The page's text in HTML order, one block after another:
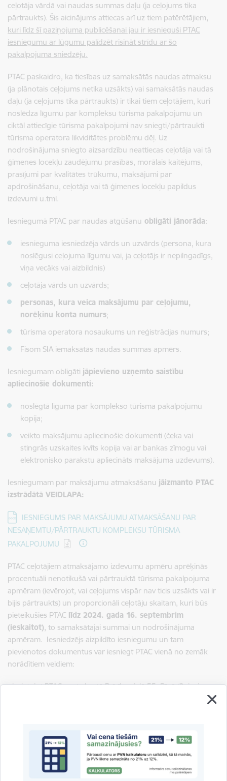
ceļotāja vārdā vai naudas summas daļu (ja ceļojums tika
pārtraukts). Šis aicinājums attiecas arī uz tiem patērētājiem,
kuri līdz šī paziņojuma publicēšanai jau ir iesnieguši PTAC
iesniegumu ar lūgumu palīdzēt risināt strīdu ar šo
pakalpojuma sniedzēju.
PTAC paskaidro, ka tiesības uz samaksātās naudas atmaksu
(ja plānotais ceļojums netika uzsākts) vai samaksātās naudas
daļu (ja ceļojums tika pārtraukts) ir tikai tiem ceļotājiem, kuri
noslēdza līgumu par kompleksu tūrisma pakalpojumu un
ciktāl attiecīgie tūrisma pakalpojumi nav sniegti/pārtraukti
tūrisma operatora likviditātes problēmu dēļ. Uz
nodrošinājuma sniegto aizsardzību neattiecas ceļotāja vai tā
ģimenes locekļu zaudējumu prasības, morālais kaitējums,
prasījumi par kvalitātes trūkumu, maksājumi par
apdrošināšanu, ceļotāja vai tā ģimenes locekļu papildus
izdevumi u.tml.
Iesniegumā PTAC par naudas atgūšanu obligāti jānorāda:
iesnieguma iesniedzēja vārds un uzvārds (persona, kura
noslēgusi ceļojuma līgumu vai, ja ceļotājs ir nepilngadīgs,
viņa vecāks vai aizbildnis)
ceļotāja vārds un uzvārds;
personas, kura veica maksājumu par ceļojumu,
norēķinu konta numurs;
tūrisma operatora nosaukums un reģistrācijas numurs;
Fisom SIA iemaksātās naudas summas apmērs.
Iesniegumam obligāti jāpievieno uzņemto saistību
apliecinošie dokumenti:
noslēgtā līguma par komplekso tūrisma pakalpojumu
kopija;
veikto maksājumu apliecinošie dokumenti (čeka vai
stingrās uzskaites kvīts kopija vai ar bankas zīmogu vai
elektronisko parakstu apliecināts maksājuma uzdevums).
Iesniegumam par maksājumu atmaksāšanu jāizmanto PTAC
izstrādātā VEIDLAPA:
Lejupielādēt:
IESNIEGUMS PAR MAKSĀJUMU ATMAKSĀŠANU PAR
NESAŅEMTU/PĀRTRAUKTU KOMPLEKSU TŪRISMA
PAKALPOJUMU
PTAC ceļotājiem atmaksājamo izdevumu apmēru aprēķinās
procentuāli nenotikušā vai pārtrauktā tūrisma pakalpojuma
apmēram (ievērojot, vai ceļojums vispār nav ticis uzsākts vai ir
bijis pārtraukts) un proporcionāli ceļotāju skaitam, kuri būs
pieteikušies PTAC līdz 2024. gada 16. septembrim
(ieskaitot), to samaksātajai summai un nodrošinājuma
apmēram. Iesniedzējs aizpildīto iesniegumu un tam
pievienotos dokumentus var iesniegt PTAC vienā no zemāk
norādītiem veidiem:
- ievietojot PTAC pasta kastē Brīvības ielā 55, Rīgā (2. ieeja,
- elektroniski tīmekļvietnēwww.latvija.lv;
- nosūtot elektroniski parakstītu ar drošu elektronisko
parakstu uz elektroniskā pasta adresi:
pasts@ptac.gov.lv